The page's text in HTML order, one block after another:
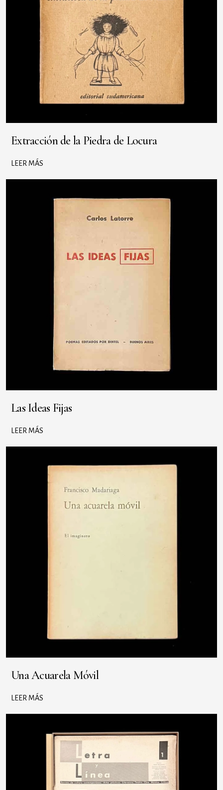
Extracción de la Piedra de Locura
LEER MÁS
Las Ideas Fijas
LEER MÁS
Una Acuarela Móvil
LEER MÁS